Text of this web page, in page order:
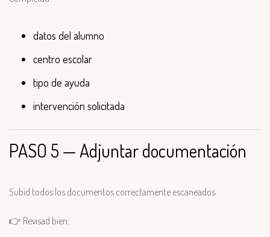
datos del alumno
centro escolar
tipo de ayuda
intervención solicitada
PASO 5 — Adjuntar documentación
Subid todos los documentos correctamente escaneados.
👉 Revisad bien: